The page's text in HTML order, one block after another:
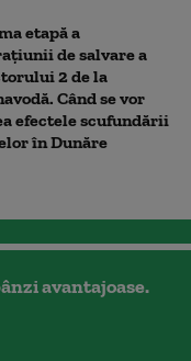
etapă a
de salvare a
2 de la
Când se vor
efectele scufundării
în Dunăre
avantajoase.